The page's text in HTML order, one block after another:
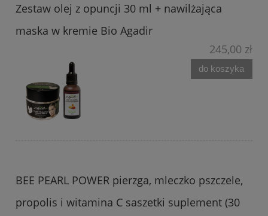
Zestaw olej z opuncji 30 ml + nawilżająca
maska w kremie Bio Agadir
245,00 zł
do koszyka
BEE PEARL POWER pierzga, mleczko pszczele,
propolis i witamina C saszetki suplement (30